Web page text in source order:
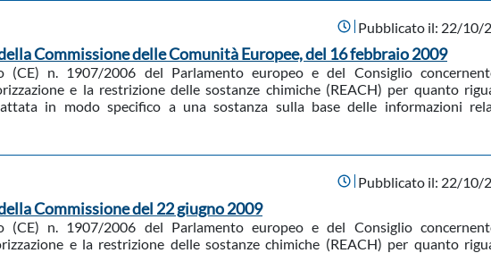
Pubblicato il: 22/10/
Commissione delle Comunità Europee, del 16 febbraio 2009
(CE) n. 1907/2006 del Parlamento europeo e del Consiglio
e la restrizione delle sostanze chimiche (REACH) per quanto
in modo specifico a una sostanza sulla base delle informazioni
Pubblicato il: 22/10/
Commissione del 22 giugno 2009
(CE) n. 1907/2006 del Parlamento europeo e del Consiglio
e la restrizione delle sostanze chimiche (REACH) per quanto